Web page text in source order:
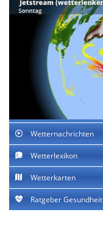
Wetternachrichten
Wetterlexikon
Wetterkarten
Ratgeber Gesundheit